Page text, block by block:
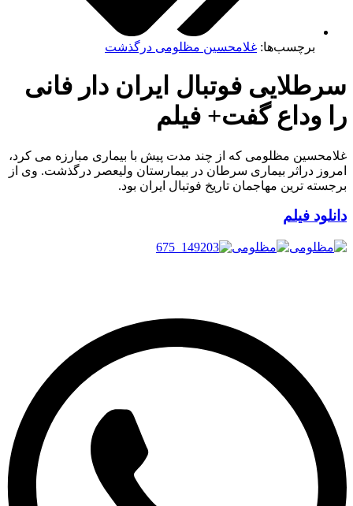
برچسب‌ها:غلامحسین مظلومی درگذشت
فوتبال ایران دار فانی
وداع گفت+ فیلم
مظلومی که از چند مدت پیش با بیماری مبارزه می کرد،
دراثر بیماری سرطان در بیمارستان ولیعصر درگذشت. وی از
ترین مهاجمان تاریخ فوتبال ایران بود.
فیلم